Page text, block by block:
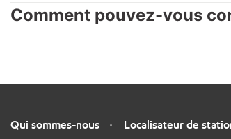
Comment pouvez-vous
Qui sommes-nous Localisateur de